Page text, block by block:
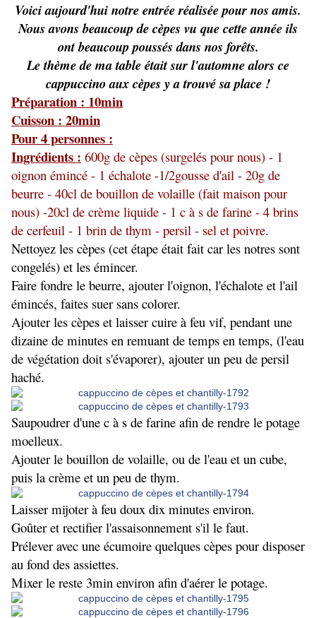
Voici aujourd'hui notre entrée réalisée pour nos amis.
Nous avons beaucoup de cèpes vu que cette année ils
ont beaucoup poussés dans nos forêts.
Le thème de ma table était sur l'automne alors ce
cappuccino aux cèpes y a trouvé sa place !
Préparation : 10min
Cuisson : 20min
Pour 4 personnes :
Ingrédients : 600g de cèpes (surgelés pour nous) - 1
oignon émincé - 1 échalote -1/2gousse d'ail - 20g de
beurre - 40cl de bouillon de volaille (fait maison pour
nous) -20cl de crème liquide - 1 c à s de farine - 4 brins
de cerfeuil - 1 brin de thym - persil - sel et poivre.
Nettoyez les cèpes (cet étape était fait car les notres sont
congelés) et les émincer.
Faire fondre le beurre, ajouter l'oignon, l'échalote et l'ail
émincés, faites suer sans colorer.
Ajouter les cèpes et laisser cuire à feu vif, pendant une
dizaine de minutes en remuant de temps en temps, (l'eau
de végétation doit s'évaporer), ajouter un peu de persil
haché.
Saupoudrer d'une c à s de farine afin de rendre le potage
moelleux.
Ajouter le bouillon de volaille, ou de l'eau et un cube,
puis la crème et un peu de thym.
Laisser mijoter à feu doux dix minutes environ.
Goûter et rectifier l'assaisonnement s'il le faut.
Prélever avec une écumoire quelques cèpes pour disposer
au fond des assiettes.
Mixer le reste 3min environ afin d'aérer le potage.